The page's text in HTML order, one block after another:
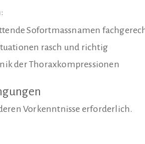
Sofortmassnamen
rasch und richtig
der Thoraxkompressionen
Vorkenntnisse erforderlich.